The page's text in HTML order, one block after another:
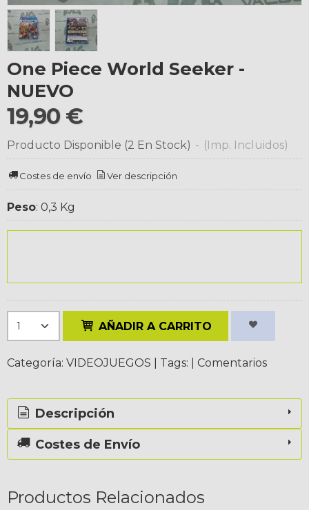
One Piece World Seeker -
NUEVO
19,90 €
Producto Disponible (2 En Stock) - (Imp. Incluidos)
Costes de envío Ver descripción
Peso: 0,3 Kg
AÑADIR A CARRITO
Categoría: VIDEOJUEGOS Tags: Comentarios
Descripción
Costes de Envío
Productos Relacionados